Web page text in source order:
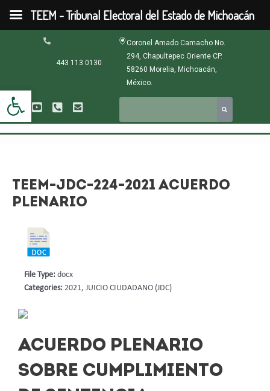
Abrir barra de herramientas
contenido
443 113 0130
Coronel Amado Camacho No.
294, Chapultepec Oriente CP.
58260 Morelia, Michoacán,
México.
TEEM-JDC-224-2021 ACUERDO
PLENARIO
ACUERDO PLENARIO
SOBRE CUMPLIMIENTO
File Type: docx
Categories: 2021, JUICIO CIUDADANO (JDC)
TEEM - Tribunal Electoral del Estado de Michoacán